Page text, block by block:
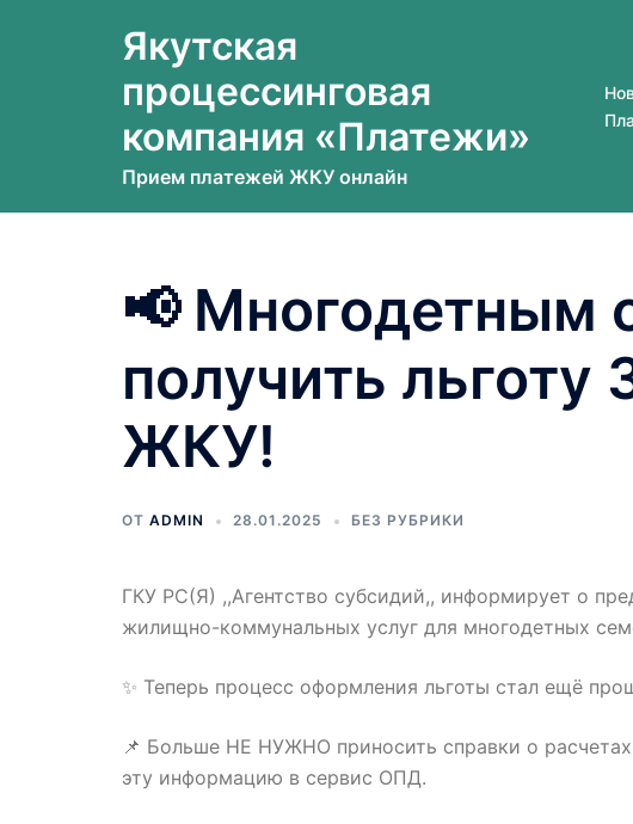
Якутская
процессинговая
компания «Платежи»
Прием платежей ЖКУ онлайн
📢 Многодетным
получить льготу
ЖКУ!
ОТ ADMIN 28.01.2025 БЕЗ РУБРИКИ
ГКУ РС(Я) ,,Агентство субсидий,, информирует о
жилищно-коммунальных услуг для многодетных
✨ Теперь процесс оформления льготы стал ещё
📌 Больше НЕ НУЖНО приносить справки о
эту информацию в сервис ОПД.